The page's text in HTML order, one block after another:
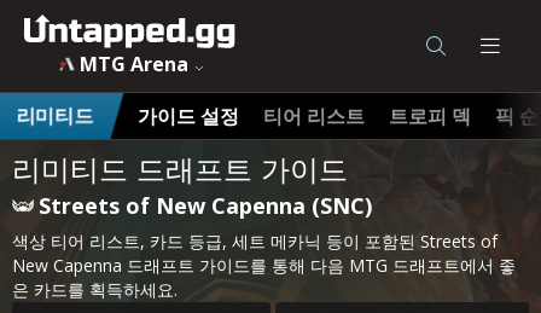
MTG Arena
리미티드
가이드 설정 티어 리스트 트로피 덱 픽
리미티드 드래프트 가이드
Streets of New Capenna (SNC)
색상 티어 리스트, 카드 등급, 세트 메카닉 등이 포함된 Streets of
New Capenna 드래프트 가이드를 통해 다음 MTG 드래프트에서 좋
은 카드를 획득하세요.